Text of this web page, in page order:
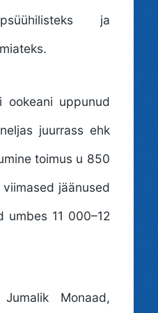
ja
ookeani uppunud
juurrass ehk
toimus u 850
jäänused
umbes 11 000–12
Monaad,